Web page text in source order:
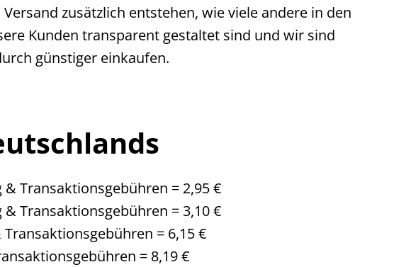
zusätzlich entstehen, wie viele andere in den
Kunden transparent gestaltet sind und wir sind
günstiger einkaufen.
Transaktionsgebühren = 2,95 €
Transaktionsgebühren = 3,10 €
= 6,15 €
= 8,19 €